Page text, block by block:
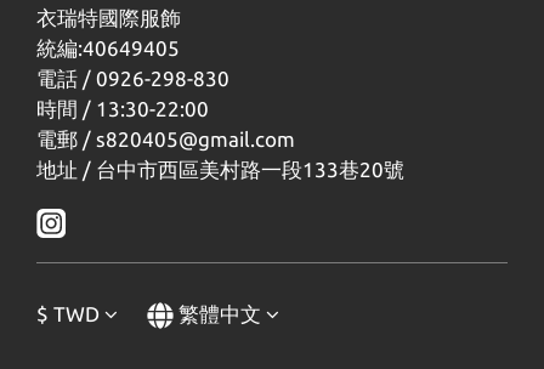
衣瑞特國際服飾
統編:40649405
電話 / 0926-298-830
時間 / 13:30-22:00
電郵 / s820405@gmail.com
地址 / 台中市西區美村路一段133巷20號
$ TWD 繁體中文